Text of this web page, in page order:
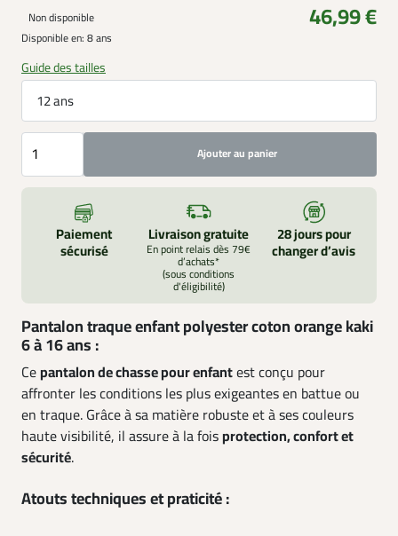
Non disponible 46,99 €
Disponible en: 8 ans
Guide des tailles
12 ans
Ajouter au panier
Paiement
sécurisé
Livraison gratuite
En point relais dès 79€
d’achats*
(sous conditions
d'éligibilité)
28 jours pour
changer d’avis
Pantalon traque enfant polyester coton orange kaki
6 à 16 ans :
Cepantalon de chasse pour enfantest conçu pour
affronter les conditions les plus exigeantes en battue ou
en traque. Grâce à sa matière robuste et à ses couleurs
haute visibilité, il assure à la foisprotection, confort et
sécurité.
Atouts techniques et praticité :